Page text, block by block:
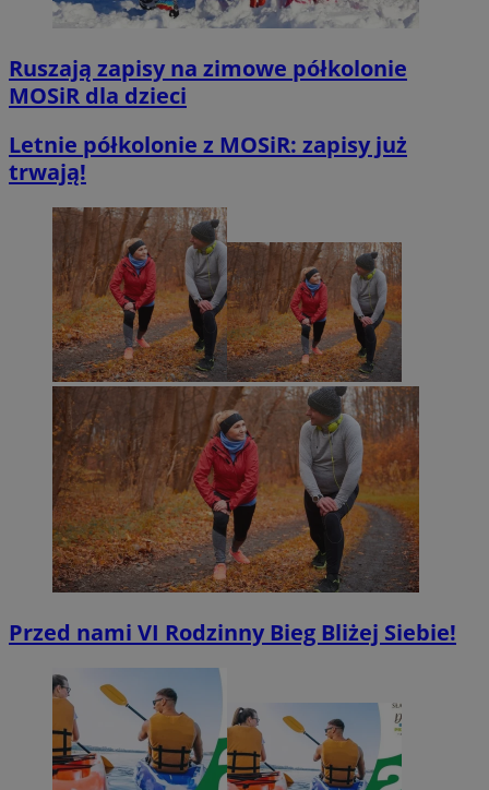
Ruszają zapisy na zimowe półkolonie
MOSiR dla dzieci
Letnie półkolonie z MOSiR: zapisy już
trwają!
Przed nami VI Rodzinny Bieg Bliżej Siebie!